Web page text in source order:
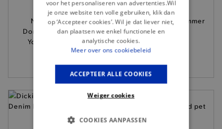
New Era - Ecru-
Donkerblauwe New
York Yankees pet
New Era - Kaki Summer
Patch pet
voor het personaliseren van advertenties.Wil
je onze website ten volle gebruiken, klik dan
op ‘Accepteer cookies’. Wil je dat liever niet,
dan plaatsen we enkel functionele en
analytische cookies.
Meer over ons cookiebeleid
ACCEPTEER ALLE COOKIES
Weiger cookies
COOKIES AANPASSEN